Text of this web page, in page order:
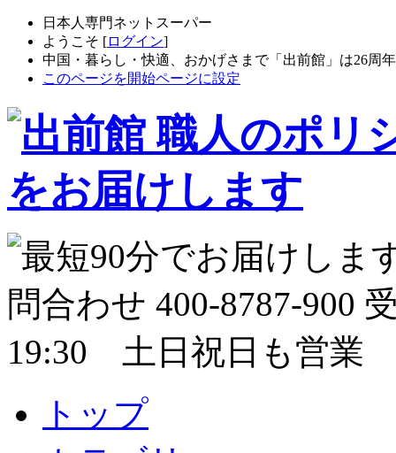
日本人専門ネットスーパー
ようこそ [ログイン]
中国・暮らし・快適、おかげさまで「出前館」は26周
このページを開始ページに設定
トップ